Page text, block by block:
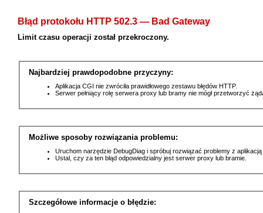
Błąd protokołu HTTP 502.3 — Bad Gateway
Limit czasu operacji został przekroczony.
Najbardziej prawdopodobne przyczyny:
Aplikacja CGI nie zwróciła prawidłowego zestawu błędów HTTP.
Serwer pełniący rolę serwera proxy lub bramy nie mógł przetworzyć
Możliwe sposoby rozwiązania problemu:
Uruchom narzędzie DebugDiag i spróbuj rozwiązać problemy z
Ustal, czy za ten błąd odpowiedzialny jest serwer proxy lub bramie.
Szczegółowe informacje o błędzie: